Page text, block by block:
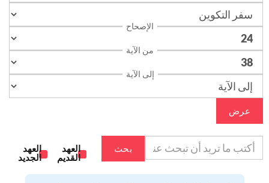
الإصحاح
من الآية
إلى الآية
عرض
بحث
العهد
القديم
العهد
الجديد